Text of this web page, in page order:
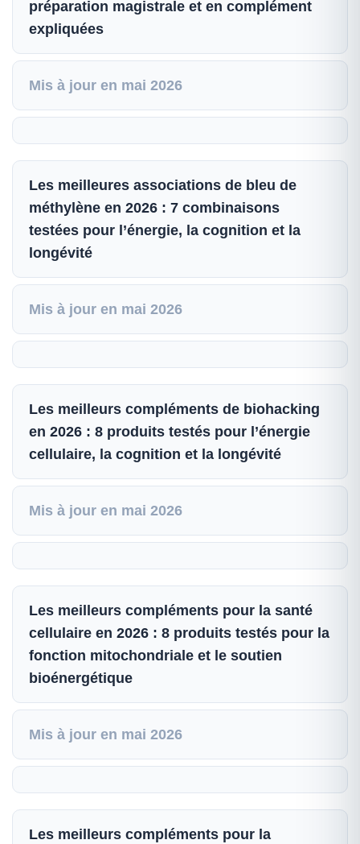
préparation magistrale et en complément
expliquées
Mis à jour en mai 2026
Les meilleures associations de bleu de
méthylène en 2026 : 7 combinaisons
testées pour l’énergie, la cognition et la
longévité
Mis à jour en mai 2026
Les meilleurs compléments de biohacking
en 2026 : 8 produits testés pour l’énergie
cellulaire, la cognition et la longévité
Mis à jour en mai 2026
Les meilleurs compléments pour la santé
cellulaire en 2026 : 8 produits testés pour la
fonction mitochondriale et le soutien
bioénergétique
Mis à jour en mai 2026
Les meilleurs compléments pour la